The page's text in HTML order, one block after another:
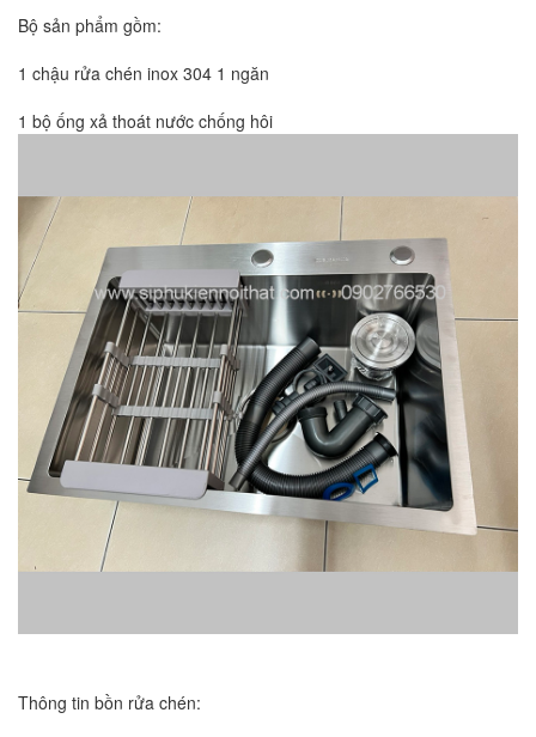
Bộ sản phẩm gồm:
1 chậu rửa chén inox 304 1 ngăn
1 bộ ống xả thoát nước chống hôi
Thông tin bồn rửa chén: